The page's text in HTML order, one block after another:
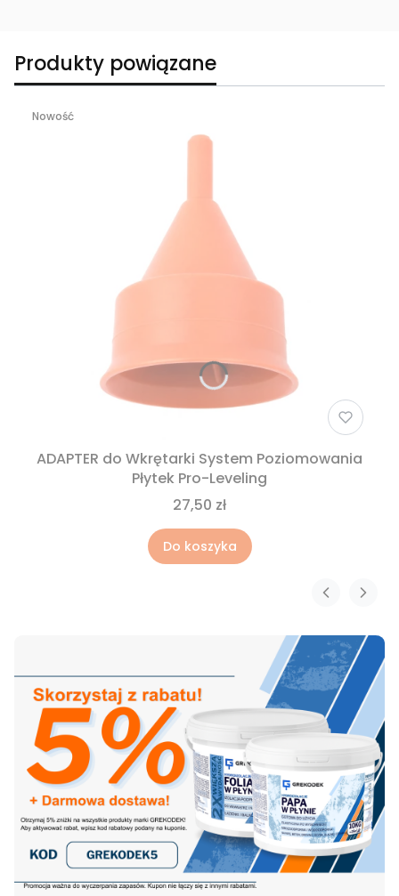
Produkty powiązane
Nowość
ADAPTER do Wkrętarki System Poziomowania
Płytek Pro-Leveling
27,50 zł
Do koszyka